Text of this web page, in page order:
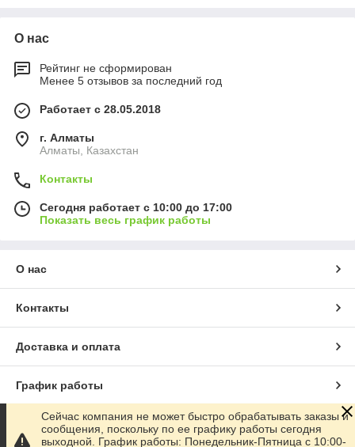
О нас
Рейтинг не сформирован
Менее 5 отзывов за последний год
Работает с 28.05.2018
г. Алматы
Алматы, Казахстан
Контакты
Сегодня работает с 10:00 до 17:00
Показать весь график работы
О нас
Контакты
Доставка и оплата
График работы
Полная версия сайта
Сейчас компания не может быстро обрабатывать заказы и
сообщения, поскольку по ее графику работы сегодня
выходной. График работы: Понедельник-Пятница с 10:00-